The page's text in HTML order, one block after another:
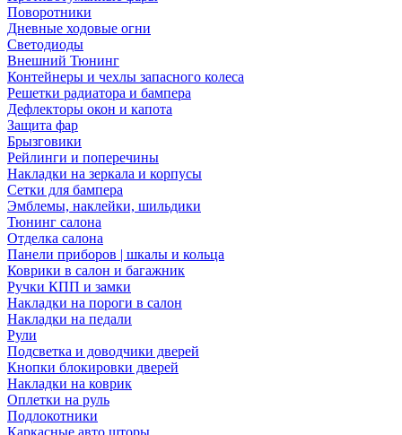
Поворотники
Дневные ходовые огни
Светодиоды
Внешний Тюнинг
Контейнеры и чехлы запасного колеса
Решетки радиатора и бампера
Дефлекторы окон и капота
Защита фар
Брызговики
Рейлинги и поперечины
Накладки на зеркала и корпусы
Сетки для бампера
Эмблемы, наклейки, шильдики
Тюнинг салона
Отделка салона
Панели приборов | шкалы и кольца
Коврики в салон и багажник
Ручки КПП и замки
Накладки на пороги в салон
Накладки на педали
Рули
Подсветка и доводчики дверей
Кнопки блокировки дверей
Накладки на коврик
Оплетки на руль
Подлокотники
Каркасные авто шторы